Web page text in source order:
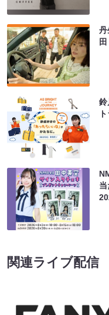
丹
鈴
関連ライブ配信